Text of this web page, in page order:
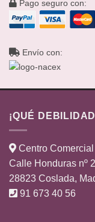
Pago seguro con:
Envío con:
¡QUÉ
Centro
Calle Honduras nº
28823 Coslada,
91 673 40 56